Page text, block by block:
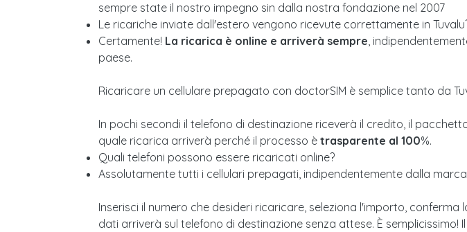
sempre state il nostro impegno sin dalla nostra fondazione nel 2007
Le ricariche inviate dall'estero vengono ricevute correttamente in
Certamente! La ricarica è online e arriverà sempre,
paese.
Ricaricare un cellulare prepagato con doctorSIM è semplice tanto da
In pochi secondi il telefono di destinazione riceverà il credito, il
quale ricarica arriverà perché il processo è trasparente al 100%.
Quali telefoni possono essere ricaricati online?
Assolutamente tutti i cellulari prepagati, indipendentemente dalla
Inserisci il numero che desideri ricaricare, seleziona l'importo,
dati arriverà sul telefono di destinazione senza attese. È semplicissimo!